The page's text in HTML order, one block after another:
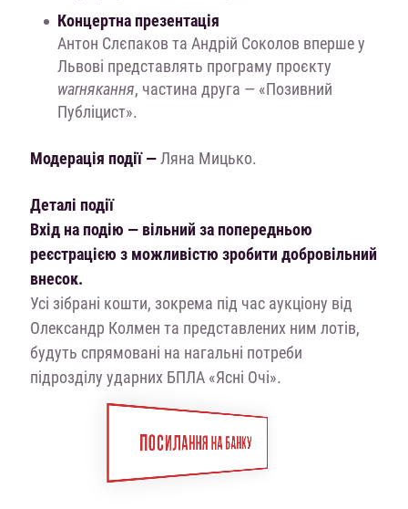
Концертна презентація
Антон Слєпаков та Андрій Соколов вперше у
Львові представлять програму проєкту
warнякання, частина друга — «Позивний
Публіцист».
Модерація події —Ляна Мицько.
Деталі події
Вхід на подію — вільний за попередньою
реєстрацією з можливістю зробити добровільний
внесок.
Усі зібрані кошти, зокрема під час аукціону від
Олександр Колмен та представлених ним лотів,
будуть спрямовані на нагальні потреби
підрозділу ударних БПЛА «Ясні Очі».
ПОСИЛАННЯ НА БАНКУ